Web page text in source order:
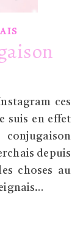
suis en effet
depuis
choses au